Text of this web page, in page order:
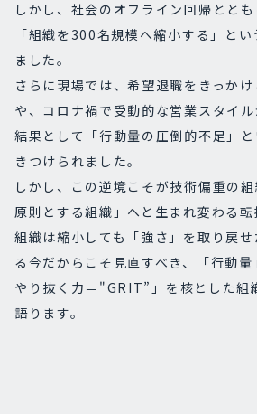
しかし、社会のオフライン回帰ととも
「組織を300名規模へ縮小する」と
ました。
さらに現場では、希望退職をきっかけ
や、コロナ禍で受動的な営業スタイ
結果として「行動量の圧倒的不足」
きつけられました。
しかし、この逆境こそが技術偏重の
原則とする組織」へと生まれ変わる転
組織は縮小しても「強さ」を取り戻
る今だからこそ見直すべき、「行動
やり抜く力＝"GRIT”」を核とした組
語ります。